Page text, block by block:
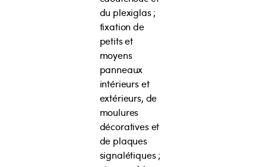
du plexiglas ;
fixation de
petits et
moyens
panneaux
intérieurs et
extérieurs, de
moulures
décoratives et
de plaques
signalétiques ;